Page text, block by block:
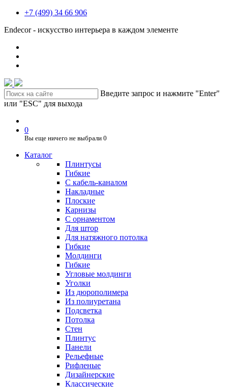
+7 (499) 34 66 906
Endecor - искусство интерьера в каждом элементе
Введите запрос и нажмите "Enter"
или "ESC" для выхода
0
Вы еще ничего не выбрали 0
Каталог
Плинтусы
Гибкие
C кабель-каналом
Накладные
Плоские
Карнизы
С орнаментом
Для штор
Для натяжного потолка
Гибкие
Молдинги
Гибкие
Угловые молдинги
Уголки
Из дюрополимера
Из полиуретана
Подсветка
Потолка
Стен
Плинтус
Панели
Рельефные
Рифленые
Дизайнерские
Классические